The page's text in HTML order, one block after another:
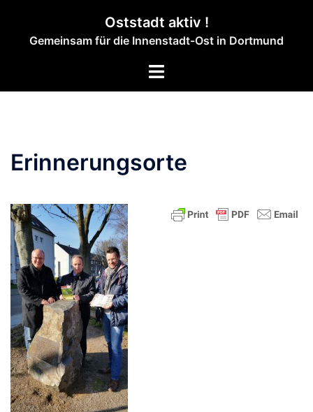
springen
Oststadt aktiv !
Gemeinsam für die Innenstadt-Ost in Dortmund
Menü
Erinnerungsorte